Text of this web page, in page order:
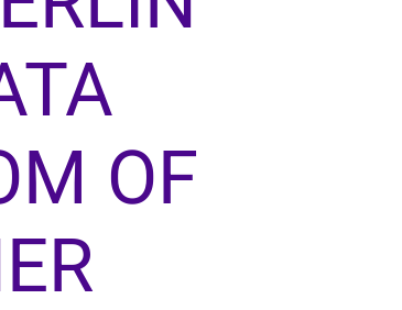
OF